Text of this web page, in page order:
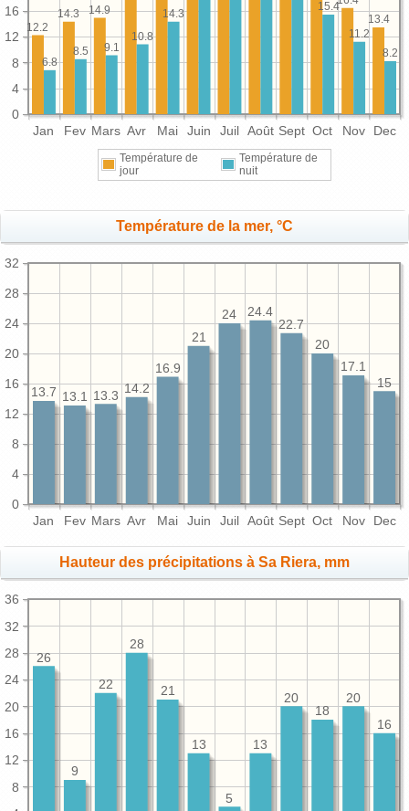
Jan Fev Mars Avr Mai Juin Juil Août Sept Oct Nov Dec
0
4
8
12
16
13.4
14.9
14.3
12.2
8.2
11.2
15.4
14.3
10.8
9.1
8.5
6.8
Température de
jour
Température de
nuit
Température de la mer, °C
Jan Fev Mars Avr Mai Juin Juil Août Sept Oct Nov Dec
0
4
8
12
16
20
24
28
32
15
17.1
20
22.7
24.4
24
21
16.9
14.2
13.3
13.1
13.7
Hauteur des précipitations à Sa Riera, mm
8
12
16
20
24
28
32
36
16
20
18
20
13
5
13
21
28
22
9
26